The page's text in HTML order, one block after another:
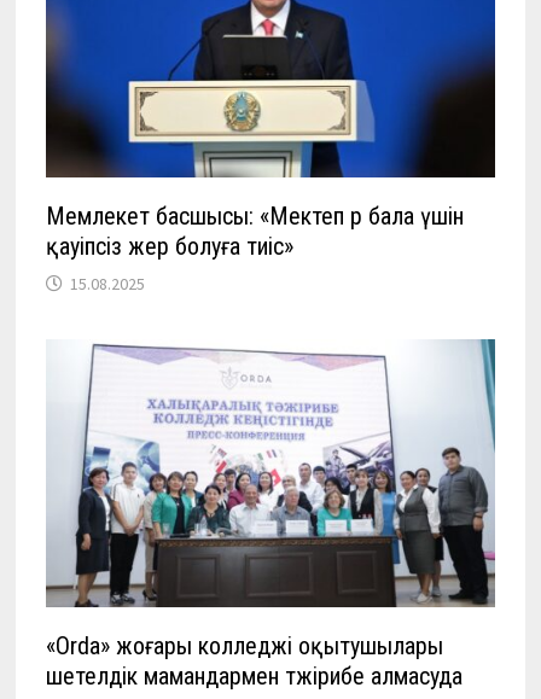
Мемлекет басшысы: «Мектеп әр бала үшін
қауіпсіз жер болуға тиіс»
15.08.2025
«Orda» жоғары колледжі оқытушылары
шетелдік мамандармен тәжірибе алмасуда